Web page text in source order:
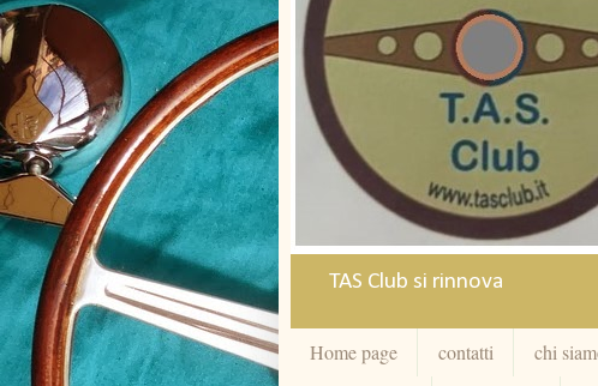
TAS Club si rinnova
Home page contatti chi